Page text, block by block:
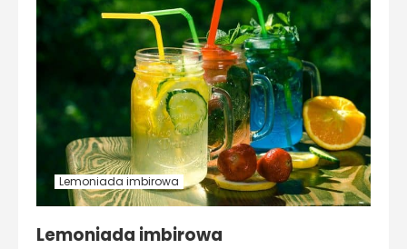
Lemoniada imbirowa
Lemoniada imbirowa